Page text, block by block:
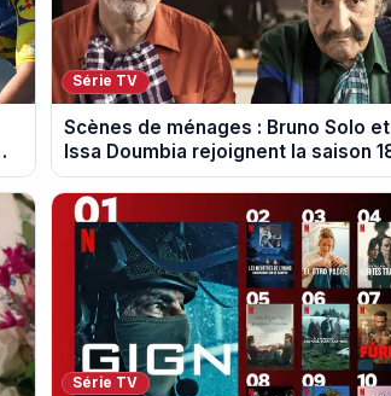
Série TV
Scènes de ménages : Bruno Solo et
Issa Doumbia rejoignent la saison
sur M6
Série TV